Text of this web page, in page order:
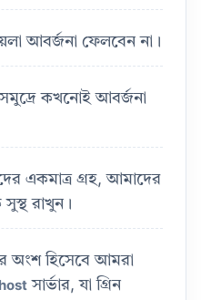
আবর্জনা ফেলবেন না।
কখনোই আবর্জনা
একমাত্র গ্রহ, আমাদের
রাখুন।
অংশ হিসেবে আমরা
সার্ভার, যা গ্রিন